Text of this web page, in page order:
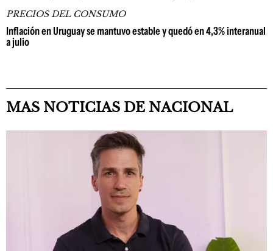
PRECIOS DEL CONSUMO
Inflación en Uruguay se mantuvo estable y quedó en 4,3% interanual
a julio
MAS NOTICIAS DE NACIONAL